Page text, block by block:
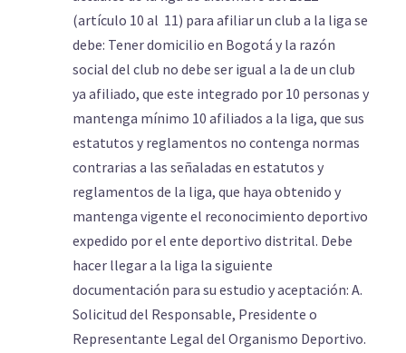
(artículo 10 al 11) para afiliar un club a la liga se
debe: Tener domicilio en Bogotá y la razón
social del club no debe ser igual a la de un club
ya afiliado, que este integrado por 10 personas y
mantenga mínimo 10 afiliados a la liga, que sus
estatutos y reglamentos no contenga normas
contrarias a las señaladas en estatutos y
reglamentos de la liga, que haya obtenido y
mantenga vigente el reconocimiento deportivo
expedido por el ente deportivo distrital. Debe
hacer llegar a la liga la siguiente
documentación para su estudio y aceptación: A.
Solicitud del Responsable, Presidente o
Representante Legal del Organismo Deportivo.